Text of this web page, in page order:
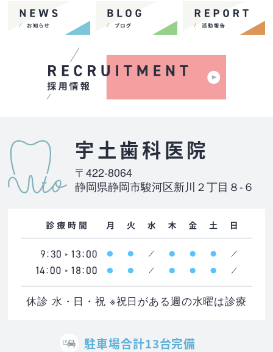
宇土歯科医院
〒422-8064
静岡県静岡市駿河区新川２丁目８-６
休診 水・日・祝 ※祝日がある週の水曜は診療
駐車場合計13台完備